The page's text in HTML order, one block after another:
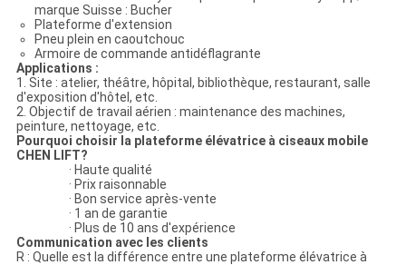
marque Suisse : Bucher
Plateforme d'extension
Pneu plein en caoutchouc
Armoire de commande antidéflagrante
Applications :
1. Site : atelier, théâtre, hôpital, bibliothèque, restaurant, salle
d'exposition d'hôtel, etc.
2. Objectif de travail aérien : maintenance des machines,
peinture, nettoyage, etc.
Pourquoi choisir la plateforme élévatrice à ciseaux mobile
CHEN LIFT?
· Haute qualité
· Prix raisonnable
· Bon service après-vente
· 1 an de garantie
· Plus de 10 ans d'expérience
Communication avec les clients
R : Quelle est la différence entre une plateforme élévatrice à